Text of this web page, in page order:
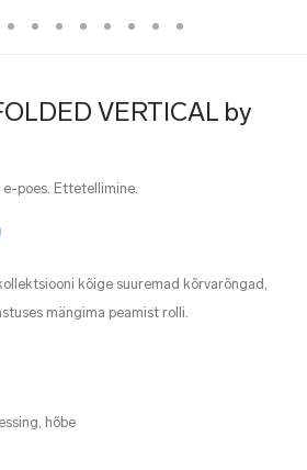
VERTICAL by
e-poes. Ettetellimine.
€ 69.00
kõige suuremad kõrvarõngad,
mängima peamist rolli.
hõbe